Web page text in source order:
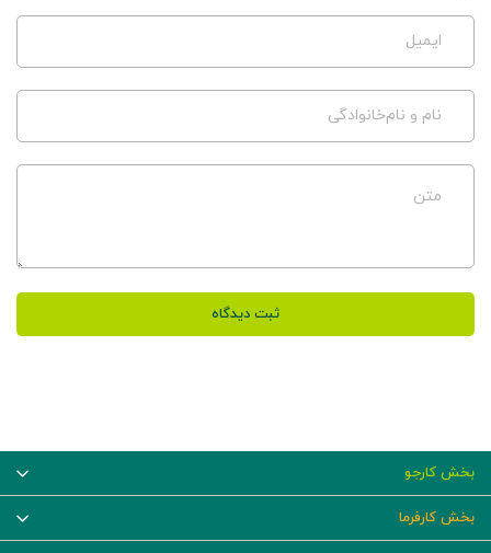
ایمیل
نام و نام‌خانوادگی
متن
ثبت دیدگاه
بخش کارجو
بخش کارفرما